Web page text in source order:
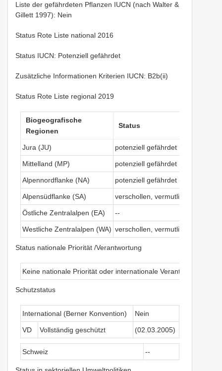
Liste der gefährdeten Pflanzen IUCN (nach Walter &
Gillett 1997): Nein
Status Rote Liste national 2016
Status IUCN: Potenziell gefährdet
Zusätzliche Informationen Kriterien IUCN: B2b(ii)
Status Rote Liste regional 2019
Biogeografische
Regionen
Status
Jura (JU) potenziell gefährdet (Near
Mittelland (MP) potenziell gefährdet (Near
Alpennordflanke (NA) potenziell gefährdet (Near
Alpensüdflanke (SA) verschollen, vermutlich in der
Östliche Zentralalpen (EA) --
Westliche Zentralalpen (WA) verschollen, vermutlich in der
Status nationale Priorität /Verantwortung
Keine nationale Priorität oder internationale Verantwortung
Schutzstatus
International (Berner Konvention) Nein
VD Vollständig geschützt (02.03.2005)
Schweiz --